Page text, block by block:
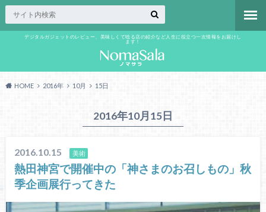
デジタルガジェットのレビュー、美味しくて唸る店の紹介など人生に役立つ一次情報をお届けし
ます！
HOME 2016年 10月 15日
2016年10月15日
2016.10.15 美術
熱田神宮で開催中の「神さまのお召しもの」秋
季企画展行ってきた